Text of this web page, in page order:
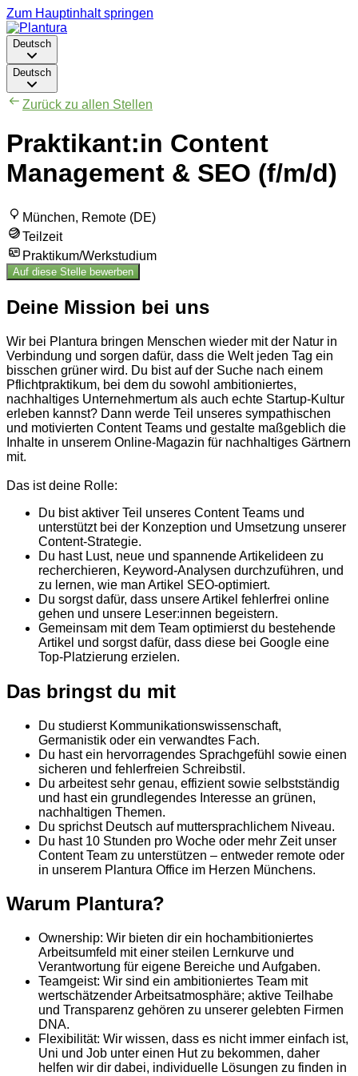
Zum Hauptinhalt springen
Deutsch
Deutsch
Zurück zu allen Stellen
Praktikant:in Content
Management & SEO (f/m/d)
München, Remote (DE)
Teilzeit
Praktikum/Werkstudium
Auf diese Stelle bewerben
Deine Mission bei uns
Wir bei Plantura bringen Menschen wieder mit der Natur in
Verbindung und sorgen dafür, dass die Welt jeden Tag ein
bisschen grüner wird. Du bist auf der Suche nach einem
Pflichtpraktikum, bei dem du sowohl ambitioniertes,
nachhaltiges Unternehmertum als auch echte Startup-Kultur
erleben kannst? Dann werde Teil unseres sympathischen
und motivierten Content Teams und gestalte maßgeblich die
Inhalte in unserem Online-Magazin für nachhaltiges Gärtnern
mit.
Das ist deine Rolle:
Du bist aktiver Teil unseres Content Teams und
unterstützt bei der Konzeption und Umsetzung unserer
Content-Strategie.
Du hast Lust, neue und spannende Artikelideen zu
recherchieren, Keyword-Analysen durchzuführen, und
zu lernen, wie man Artikel SEO-optimiert.
Du sorgst dafür, dass unsere Artikel fehlerfrei online
gehen und unsere Leser:innen begeistern.
Gemeinsam mit dem Team optimierst du bestehende
Artikel und sorgst dafür, dass diese bei Google eine
Top-Platzierung erzielen.
Das bringst du mit
Du studierst Kommunikationswissenschaft,
Germanistik oder ein verwandtes Fach.
Du hast ein hervorragendes Sprachgefühl sowie einen
sicheren und fehlerfreien Schreibstil.
Du arbeitest sehr genau, effizient sowie selbstständig
und hast ein grundlegendes Interesse an grünen,
nachhaltigen Themen.
Du sprichst Deutsch auf muttersprachlichem Niveau.
Du hast 10 Stunden pro Woche oder mehr Zeit unser
Content Team zu unterstützen – entweder remote oder
in unserem Plantura Office im Herzen Münchens.
Warum Plantura?
Ownership: Wir bieten dir ein hochambitioniertes
Arbeitsumfeld mit einer steilen Lernkurve und
Verantwortung für eigene Bereiche und Aufgaben.
Teamgeist: Wir sind ein ambitioniertes Team mit
wertschätzender Arbeitsatmosphäre; aktive Teilhabe
und Transparenz gehören zu unserer gelebten Firmen
DNA.
Flexibilität: Wir wissen, dass es nicht immer einfach ist,
Uni und Job unter einen Hut zu bekommen, daher
helfen wir dir dabei, individuelle Lösungen zu finden in